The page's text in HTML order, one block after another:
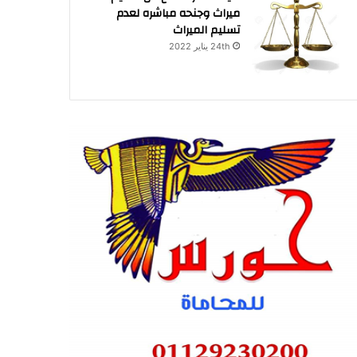
ميراث وجنحه مباشره لعدم
تسليم الميراث
24th يناير 2022